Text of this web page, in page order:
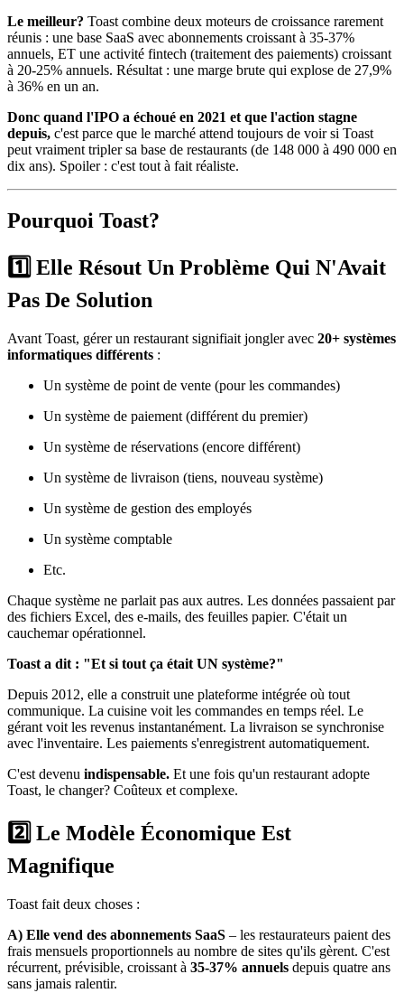
Le meilleur? Toast combine deux moteurs de croissance rarement
réunis : une base SaaS avec abonnements croissant à 35-37%
annuels, ET une activité fintech (traitement des paiements) croissant
à 20-25% annuels. Résultat : une marge brute qui explose de 27,9%
à 36% en un an.
Donc quand l'IPO a échoué en 2021 et que l'action stagne
depuis, c'est parce que le marché attend toujours de voir si Toast
peut vraiment tripler sa base de restaurants (de 148 000 à 490 000 en
dix ans). Spoiler : c'est tout à fait réaliste.
Pourquoi Toast?
1️⃣ Elle Résout Un Problème Qui N'Avait
Pas De Solution
Avant Toast, gérer un restaurant signifiait jongler avec 20+ systèmes
informatiques différents :
Un système de point de vente (pour les commandes)
Un système de paiement (différent du premier)
Un système de réservations (encore différent)
Un système de livraison (tiens, nouveau système)
Un système de gestion des employés
Un système comptable
Etc.
Chaque système ne parlait pas aux autres. Les données passaient par
des fichiers Excel, des e-mails, des feuilles papier. C'était un
cauchemar opérationnel.
Toast a dit : "Et si tout ça était UN système?"
Depuis 2012, elle a construit une plateforme intégrée où tout
communique. La cuisine voit les commandes en temps réel. Le
gérant voit les revenus instantanément. La livraison se synchronise
avec l'inventaire. Les paiements s'enregistrent automatiquement.
C'est devenu indispensable. Et une fois qu'un restaurant adopte
Toast, le changer? Coûteux et complexe.
2️⃣ Le Modèle Économique Est
Magnifique
Toast fait deux choses :
A) Elle vend des abonnements SaaS – les restaurateurs paient des
frais mensuels proportionnels au nombre de sites qu'ils gèrent. C'est
récurrent, prévisible, croissant à 35-37% annuels depuis quatre ans
sans jamais ralentir.